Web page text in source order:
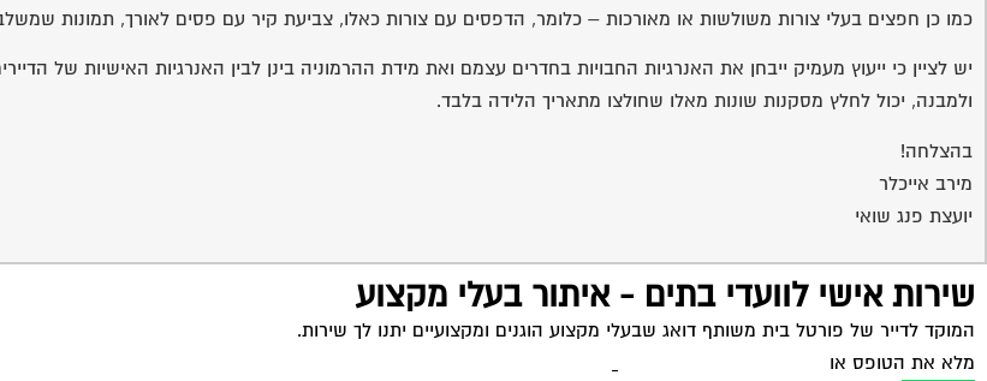
כמו כן חפצים בעלי צורות משולשות או מאורכות – כלומר, הדפסים עם צורות כאלו, צביעת קיר עם פסים לאורך, תמונות
יש לציין כי ייעוץ מעמיק ייבחן את האנרגיות החבויות בחדרים עצמם ואת מידת ההרמוניה בינן לבין האנרגיות האישיות של
ולמבנה, יכול לחלץ מסקנות שונות מאלו שחולצו מתאריך הלידה בלבד.
בהצלחה!
מירב אייכלר
יועצת פנג שואי
שירות אישי לוועדי בתים - איתור בעלי מקצוע
המוקד לדייר של פורטל בית משותף דואג שבעלי מקצוע הוגנים ומקצועיים יתנו לך שירות.
מלא את הטופס או